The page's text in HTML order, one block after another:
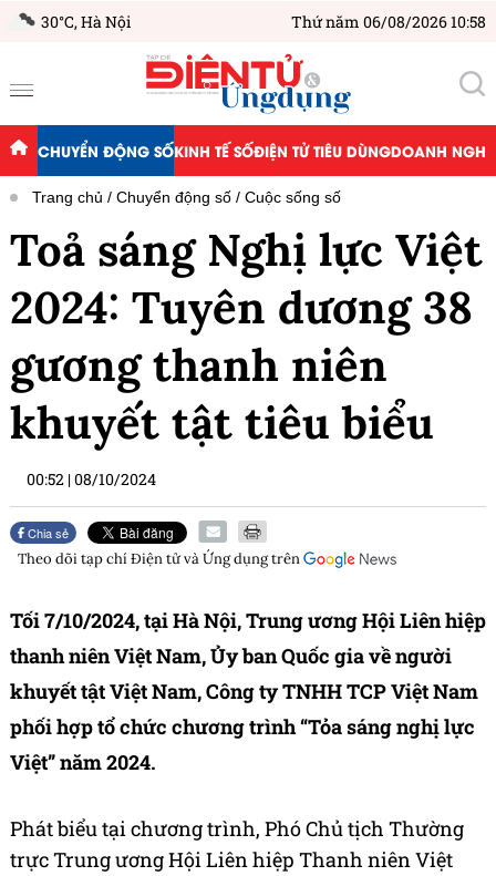
30°C,Hà Nội Thứ năm 06/08/2026 10:58
CHUYỂN ĐỘNG SỐKINH TẾ SỐĐIỆN TỬ TIÊU DÙNGDOANH
Trang chủ Chuyển động số Cuộc sống số
Toả sáng Nghị lực Việt
2024: Tuyên dương 38
gương thanh niên
khuyết tật tiêu biểu
00:52 |08/10/2024
Chia sẻ
Theo dõi tạp chíĐiện tử và Ứng dụngtrên
Tối 7/10/2024, tại Hà Nội, Trung ương Hội Liên hiệp
thanh niên Việt Nam, Ủy ban Quốc gia về người
khuyết tật Việt Nam, Công ty TNHH TCP Việt Nam
phối hợp tổ chức chương trình “Tỏa sáng nghị lực
Việt” năm 2024.
Phát biểu tại chương trình, Phó Chủ tịch Thường
trực Trung ương Hội Liên hiệp Thanh niên Việt